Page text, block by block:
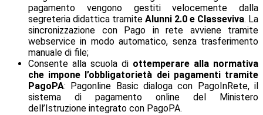
pagamento vengono gestiti velocemente dalla
segreteria didattica tramite Alunni 2.0 e Classeviva. La
sincronizzazione con Pago in rete avviene tramite
webservice in modo automatico, senza trasferimento
manuale di file;
Consente alla scuola di ottemperare alla normativa
che impone l’obbligatorietà dei pagamenti tramite
PagoPA: Pagonline Basic dialoga con PagoInRete, il
sistema di pagamento online del Ministero
dell’Istruzione integrato con PagoPA.